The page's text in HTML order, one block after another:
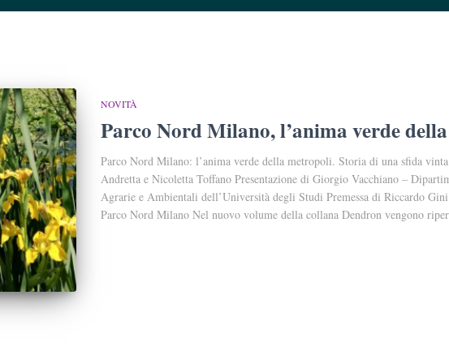
NOVITÀ
Parco Nord Milano, l’anima verde
Parco Nord Milano: l’anima verde della metropoli. Storia di una sfida
Andretta e Nicoletta Toffano Presentazione di Giorgio Vacchiano –
Agrarie e Ambientali dell’Università degli Studi Premessa di Riccardo
Parco Nord Milano Nel nuovo volume della collana Dendron vengono